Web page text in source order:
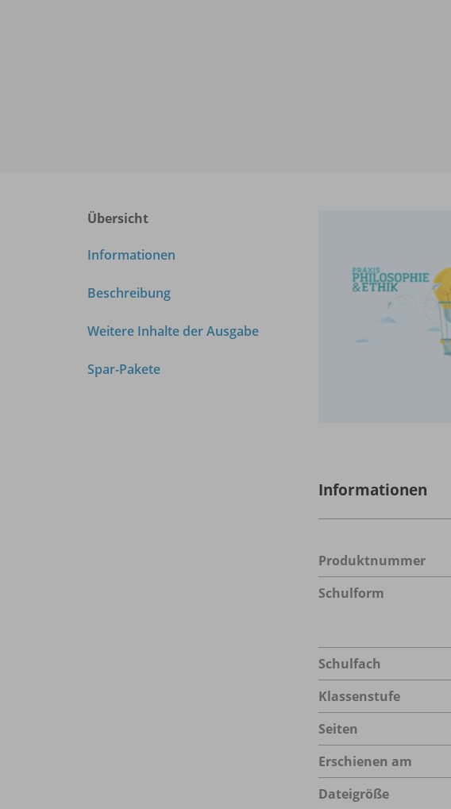
Übersicht
Informationen
Beschreibung
Weitere Inhalte der Ausgabe
Spar-Pakete
Informationen
Produktnummer
Schulform
Schulfach
Klassenstufe
Seiten
Erschienen am
Dateigröße